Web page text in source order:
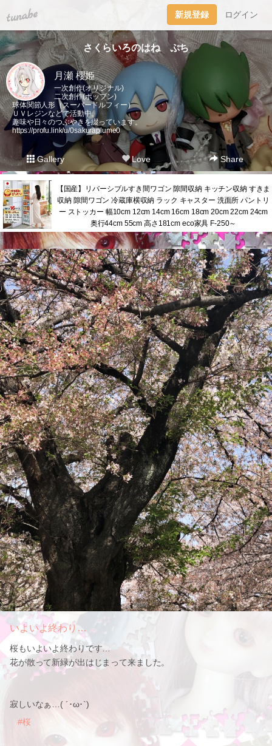
tuna.be 新規登録 ログイン
さくらいろのはね ぷち
月瀬 櫻姫
一次創作(オリジナル)
二次創作(ポップン)
球体関節人形（スーパードルフィー）
ＵＶレジンなどで活動中。
趣味や日々のつぶやきを綴っています。
https://profu.link/u/0sakuraplume0
Gallery Love Share
【国産】リバーシブルすき間ワゴン 隙間収納 キッチン収納 すきま
収納 隙間ワゴン 冷蔵庫横収納 ラック キャスター 洗面所 パントリ
ー ストッカー 幅10cm 12cm 14cm 16cm 18cm 20cm 22cm 24cm
奥行44cm 55cm 高さ181cm eco家具 F-250～
いよいよ終わり…
桜もいよいよ終わりです…
花が散って新緑が出はじまって来ました。
寂しいなぁ…( ´･ω･`)
#桜